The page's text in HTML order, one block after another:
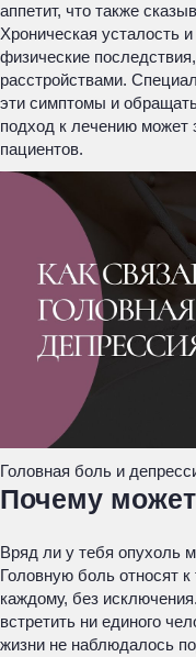
аппетит, что также
Хроническая усталость
физические
расстройствами.
эти симптомы и
подход к лечению может
пациентов.
Головная боль и
Почему
Вряд ли у тебя опухоль
Головную боль относят
каждому, без
встретить ни единого
жизни не наблюдалось